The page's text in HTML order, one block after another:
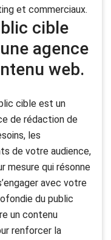
et commerciaux.
cible
agence
web.
cible est un
de rédaction de
les
de votre audience,
mesure qui résonne
avec votre
du public
un contenu
renforcer la